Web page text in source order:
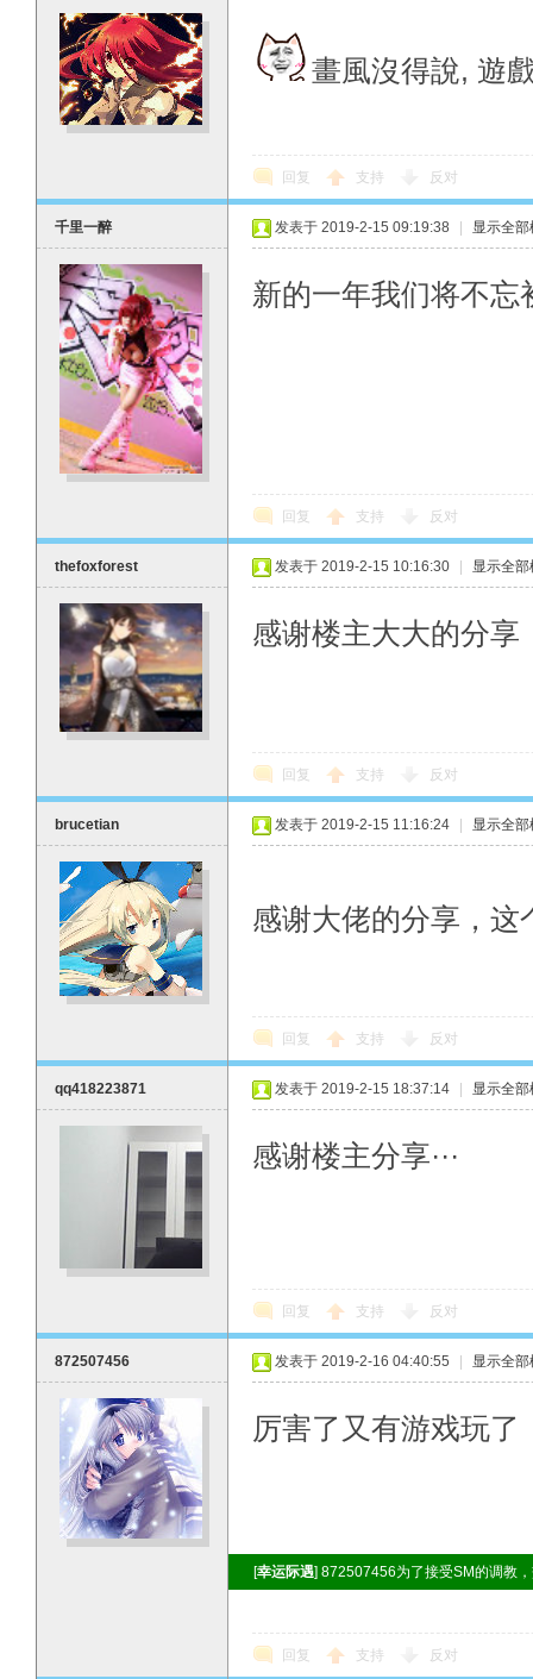
畫風沒得說, 遊
回复 支持 反对
千里一醉 发表于 2019-2-15 09:19:38 显示全部
新的一年我们将不忘
回复 支持 反对
thefoxforest 发表于 2019-2-15 10:16:30 显示全部
感谢楼主大大的分享
回复 支持 反对
brucetian 发表于 2019-2-15 11:16:24 显示全部
感谢大佬的分享，这
回复 支持 反对
qq418223871 发表于 2019-2-15 18:37:14 显示全部
感谢楼主分享···
回复 支持 反对
872507456 发表于 2019-2-16 04:40:55 显示全部
厉害了又有游戏玩了
[幸运际遇] 872507456为了接受SM的调教
回复 支持 反对